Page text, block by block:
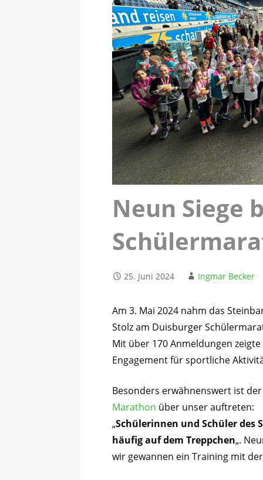
Neun Siege
25. Juni 2024 Ingmar Becker
Am 3. Mai 2024 nahm das
Stolz am Duisburger
Mit über 170 Anmeldungen
Engagement für sportliche
Besonders erwähnenswert ist
Marathon über unser auftreten:
„Schülerinnen und Schüler des
häufig auf dem Treppchen„.
wir gewannen ein Training mit